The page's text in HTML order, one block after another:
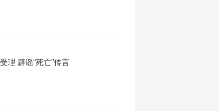
理 辟谣“死亡”传言